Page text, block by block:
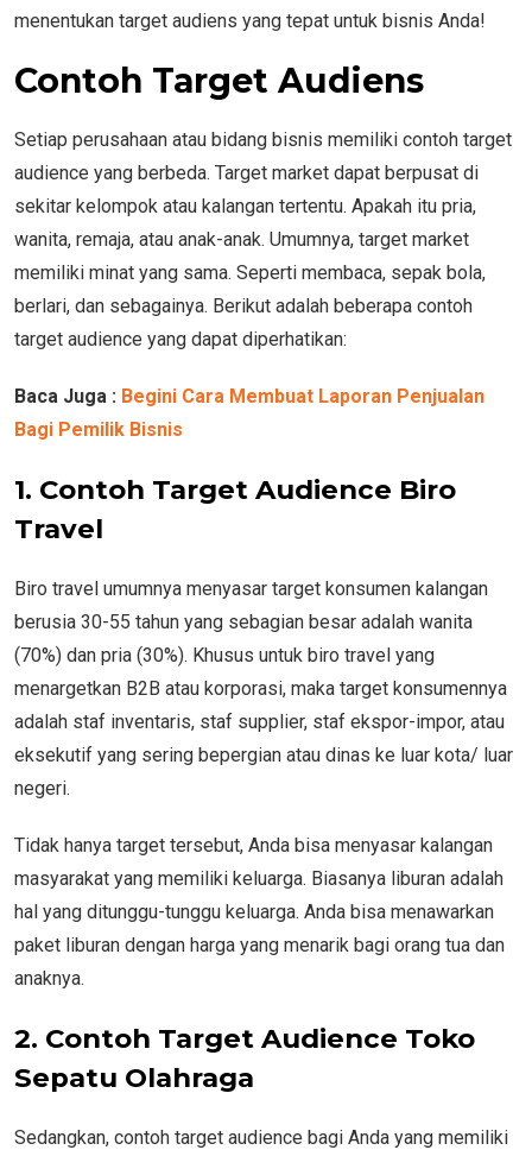
menentukan target audiens yang tepat untuk bisnis Anda!
Contoh Target Audiens
Setiap perusahaan atau bidang bisnis memiliki contoh target
audience yang berbeda. Target market dapat berpusat di
sekitar kelompok atau kalangan tertentu. Apakah itu pria,
wanita, remaja, atau anak-anak. Umumnya, target market
memiliki minat yang sama. Seperti membaca, sepak bola,
berlari, dan sebagainya. Berikut adalah beberapa contoh
target audience yang dapat diperhatikan:
Baca Juga : Begini Cara Membuat Laporan Penjualan
Bagi Pemilik Bisnis
1. Contoh Target Audience Biro
Travel
Biro travel umumnya menyasar target konsumen kalangan
berusia 30-55 tahun yang sebagian besar adalah wanita
(70%) dan pria (30%). Khusus untuk biro travel yang
menargetkan B2B atau korporasi, maka target konsumennya
adalah staf inventaris, staf supplier, staf ekspor-impor, atau
eksekutif yang sering bepergian atau dinas ke luar kota/ luar
negeri.
Tidak hanya target tersebut, Anda bisa menyasar kalangan
masyarakat yang memiliki keluarga. Biasanya liburan adalah
hal yang ditunggu-tunggu keluarga. Anda bisa menawarkan
paket liburan dengan harga yang menarik bagi orang tua dan
anaknya.
2. Contoh Target Audience Toko
Sepatu Olahraga
Sedangkan, contoh target audience bagi Anda yang memiliki